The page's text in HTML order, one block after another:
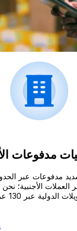
مدفوعات
مدفوعات عبر
العملات الأجنبية؛